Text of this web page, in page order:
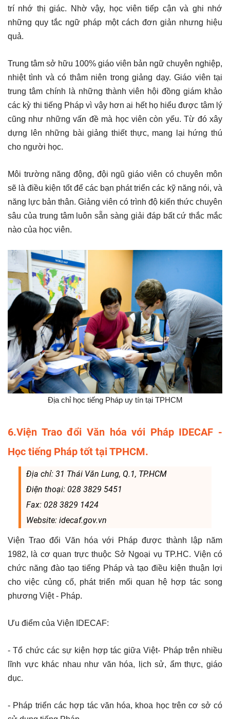
trí nhớ thị giác. Nhờ vậy, học viên tiếp cận và ghi nhớ
những quy tắc ngữ pháp một cách đơn giản nhưng hiệu
quả.
Trung tâm sở hữu 100% giáo viên bản ngữ chuyên nghiệp,
nhiệt tình và có thâm niên trong giảng dạy. Giáo viên tại
trung tâm chính là những thành viên hội đồng giám khảo
các kỳ thi tiếng Pháp vì vậy hơn ai hết họ hiểu được tâm lý
cũng như những vấn đề mà học viên còn yếu. Từ đó xây
dựng lên những bài giảng thiết thực, mang lại hứng thú
cho người học.
Môi trường năng động, đội ngũ giáo viên có chuyên môn
sẽ là điều kiện tốt để các bạn phát triển các kỹ năng nói, và
năng lực bản thân. Giảng viên có trình độ kiến thức chuyên
sâu của trung tâm luôn sẵn sàng giải đáp bất cứ thắc mắc
nào của học viên.
Địa chỉ học tiếng Pháp uy tín tại TPHCM
6.Viện Trao đổi Văn hóa với Pháp IDECAF -
Học tiếng Pháp tốt tại TPHCM.
Địa chỉ: 31 Thái Văn Lung, Q.1, TP.HCM
Điện thoại: 028 3829 5451
Fax: 028 3829 1424
Website: idecaf.gov.vn
Viện Trao đổi Văn hóa với Pháp được thành lập năm
1982, là cơ quan trực thuộc Sở Ngoại vụ TP.HC. Viện có
chức năng đào tạo tiếng Pháp và tạo điều kiện thuận lợi
cho việc củng cố, phát triển mối quan hệ hợp tác song
phương Việt - Pháp.
Ưu điểm của Viện IDECAF:
- Tổ chức các sự kiện hợp tác giữa Việt- Pháp trên nhiều
lĩnh vực khác nhau như văn hóa, lịch sử, ẩm thực, giáo
dục.
- Pháp triển các hợp tác văn hóa, khoa học trên cơ sở có